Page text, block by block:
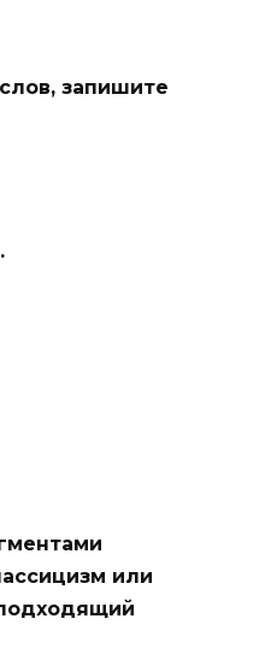
запишите
или